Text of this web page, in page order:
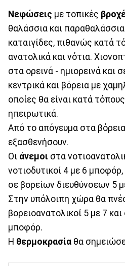
Νεφώσεις με τοπικές
θαλάσσια και
καταιγίδες, πιθανώς κατά
ανατολικά και νότια.
στα ορεινά - ημιορεινά και
κεντρικά και βόρεια με
οποίες θα είναι κατά
ηπειρωτικά.
Από το απόγευμα στα
εξασθενήσουν.
Οι άνεμοι στα
νοτιοδυτικοί 4 με 6
σε βορείων διευθύνσεων 5
Στην υπόλοιπη χώρα θα
βορειοανατολικοί 5 με 7
μποφόρ.
Η θερμοκρασία θα